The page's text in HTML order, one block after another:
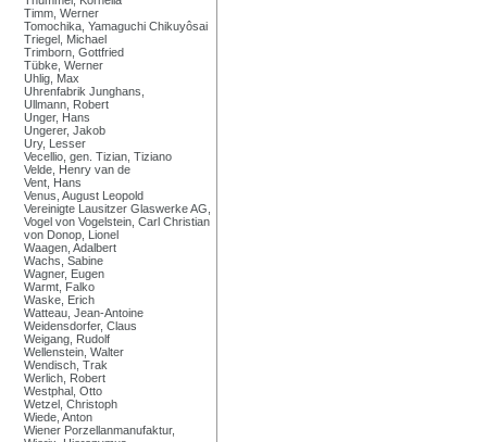
Timm, Werner
Tomochika, Yamaguchi Chikuyôsai
Triegel, Michael
Trimborn, Gottfried
Tübke, Werner
Uhlig, Max
Uhrenfabrik Junghans,
Ullmann, Robert
Unger, Hans
Ungerer, Jakob
Ury, Lesser
Vecellio, gen. Tizian, Tiziano
Velde, Henry van de
Vent, Hans
Venus, August Leopold
Vereinigte Lausitzer Glaswerke AG,
Vogel von Vogelstein, Carl Christian
von Donop, Lionel
Waagen, Adalbert
Wachs, Sabine
Wagner, Eugen
Warmt, Falko
Waske, Erich
Watteau, Jean-Antoine
Weidensdorfer, Claus
Weigang, Rudolf
Wellenstein, Walter
Wendisch, Trak
Werlich, Robert
Westphal, Otto
Wetzel, Christoph
Wiede, Anton
Wiener Porzellanmanufaktur,